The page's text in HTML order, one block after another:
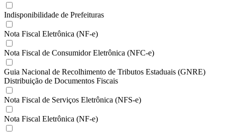
Indisponibilidade de Prefeituras
Nota Fiscal Eletrônica (NF-e)
Nota Fiscal de Consumidor Eletrônica (NFC-e)
Guia Nacional de Recolhimento de Tributos Estaduais (GNRE)
Distribuição de Documentos Fiscais
Nota Fiscal de Serviços Eletrônica (NFS-e)
Nota Fiscal Eletrônica (NF-e)